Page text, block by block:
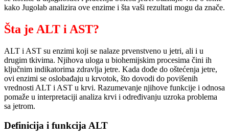
kako Jugolab analizira ove enzime i šta vaši rezultati mogu da znače.
Šta je ALT i AST?
ALT i AST su enzimi koji se nalaze prvenstveno u jetri, ali i u
drugim tkivima. Njihova uloga u biohemijskim procesima čini ih
ključnim indikatorima zdravlja jetre. Kada dođe do oštećenja jetre,
ovi enzimi se oslobađaju u krvotok, što dovodi do povišenih
vrednosti ALT i AST u krvi. Razumevanje njihove funkcije i odnosa
pomaže u interpretaciji analiza krvi i određivanju uzroka problema
sa jetrom.
Definicija i funkcija ALT